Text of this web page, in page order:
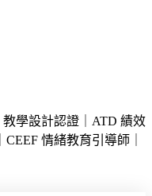
學設計認證｜ATD 績效
情緒教育引導師｜